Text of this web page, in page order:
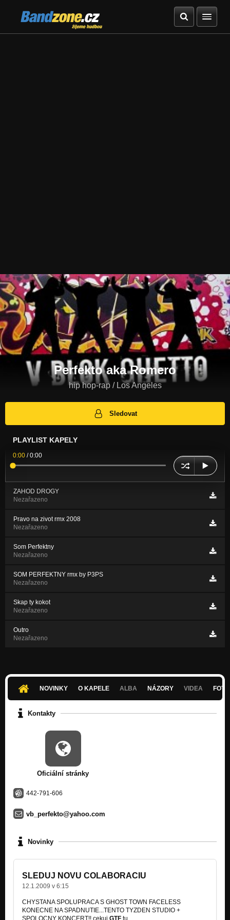
Bandzone.cz
žijeme hudbou
Perfekto aka Romero
hip hop-rap / Los Angeles
Sledovat
PLAYLIST KAPELY
0:00 /0:00
ZAHOD DROGY
Nezařazeno
Pravo na zivot rmx 2008
Nezařazeno
Som Perfektny
Nezařazeno
SOM PERFEKTNY rmx by P3PS
Nezařazeno
Skap ty kokot
Nezařazeno
Outro
Nezařazeno
NOVINKY O KAPELE ALBA NÁZORY VIDEA
Kontakty
Oficiální stránky
442-791-606
vb_perfekto@yahoo.com
Novinky
SLEDUJ NOVU COLABORACIU
12.1.2009 v 6:15
CHYSTANA SPOLUPRACA S GHOST TOWN FACELESS
KONECNE NA SPADNUTIE...TENTO TYZDEN STUDIO +
SPOLOCNY KONCERT!! cekuj GTF tu